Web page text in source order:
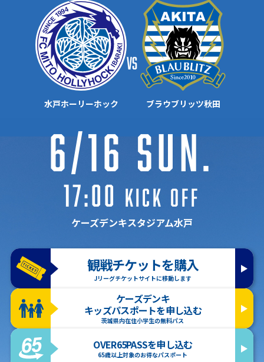
水戸ホーリーホック
vs
ブラウブリッツ秋田
6/16 Sun.
17:00 KICK OFF
ケーズデンキスタジアム水戸
観戦チケットを購入
Jリーグチケットサイトに移動します
ケーズデンキ
キッズパスポートを申し込む
茨城県内在住小学生の無料パス
OVER65PASSを申し込む
65歳以上対象のお得なパスポート